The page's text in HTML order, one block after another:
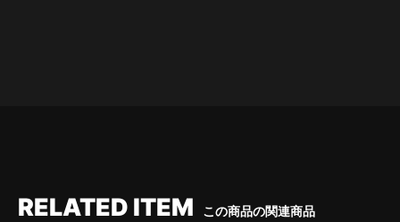
RELATED ITEM この商品の関連商品